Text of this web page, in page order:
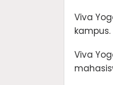
Viva
kampus.
Viva